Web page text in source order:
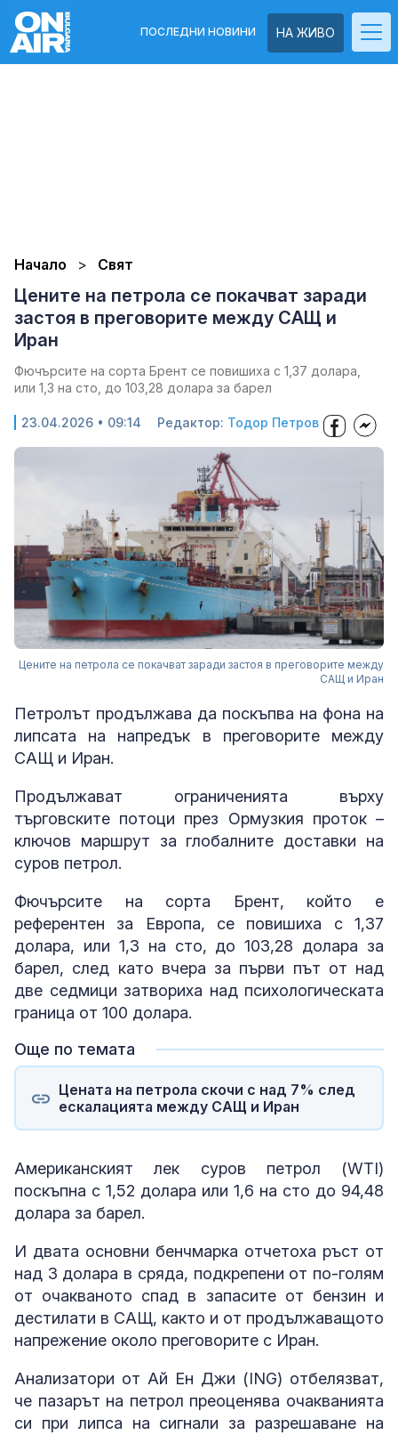
НА ЖИВО
ПОСЛЕДНИ НОВИНИ
Начало Свят
Цените на петрола се покачват заради
застоя в преговорите между САЩ и
Иран
Фючърсите на сорта Брент се повишиха с 1,37 долара,
или 1,3 на сто, до 103,28 долара за барел
23.04.2026 • 09:14 Редактор: Тодор Петров
Цените на петрола се покачват заради застоя в преговорите между
САЩ и Иран
Петролът продължава да поскъпва на фона на
липсата на напредък в преговорите между
САЩ и Иран.
Продължават ограниченията върху
търговските потоци през Ормузкия проток –
ключов маршрут за глобалните доставки на
суров петрол.
Фючърсите на сорта Брент, който е
референтен за Европа, се повишиха с 1,37
долара, или 1,3 на сто, до 103,28 долара за
барел, след като вчера за първи път от над
две седмици затвориха над психологическата
граница от 100 долара.
Още по темата
Цената на петрола скочи с над 7% след
ескалацията между САЩ и Иран
Американският лек суров петрол (WTI)
поскъпна с 1,52 долара или 1,6 на сто до 94,48
долара за барел.
И двата основни бенчмарка отчетоха ръст от
над 3 долара в сряда, подкрепени от по-голям
от очакваното спад в запасите от бензин и
дестилати в САЩ, както и от продължаващото
напрежение около преговорите с Иран.
Анализатори от Ай Ен Джи (ING) отбелязват,
че пазарът на петрол преоценява очакванията
си при липса на сигнали за разрешаване на